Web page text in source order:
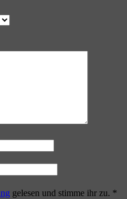
gelesen und stimme ihr zu. *